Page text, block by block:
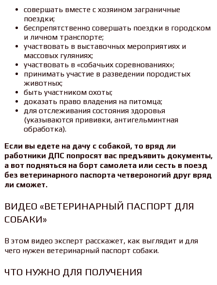
совершать вместе с хозяином заграничные
поездки;
беспрепятственно совершать поездки в городском
и личном транспорте;
участвовать в выставочных мероприятиях и
массовых гуляниях;
участвовать в «собачьих соревнованиях»;
принимать участие в разведении породистых
животных;
быть участником охоты;
доказать право владения на питомца;
для отслеживания состояния здоровья
(указываются прививки, антигельминтная
обработка).
Если вы едете на дачу с собакой, то вряд ли
работники ДПС попросят вас предъявить документы,
а вот подняться на борт самолета или сесть в поезд
без ветеринарного паспорта четвероногий друг вряд
ли сможет.
ВИДЕО «ВЕТЕРИНАРНЫЙ ПАСПОРТ ДЛЯ
СОБАКИ»
В этом видео эксперт расскажет, как выглядит и для
чего нужен ветеринарный паспорт собаки.
ЧТО НУЖНО ДЛЯ ПОЛУЧЕНИЯ